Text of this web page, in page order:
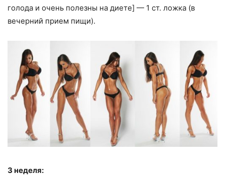
голода и очень полезны на диете] — 1 ст. ложка (в
вечерний прием пищи).
3 неделя: